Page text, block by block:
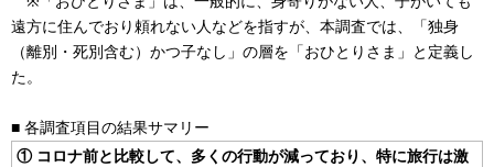
遠方に住んでおり頼れない人などを指すが、本調査では、「独身
（離別・死別含む）かつ子なし」の層を「おひとりさま」と定義し
た。
■ 各調査項目の結果サマリー
① コロナ前と比較して、多くの行動が減っており、特に旅行は激